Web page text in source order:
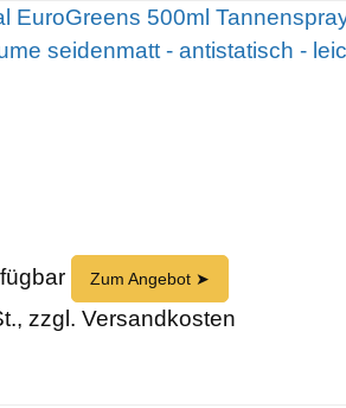
EuroGreens 500ml
seidenmatt - antistatisch -
Zum Angebot ➤
zzgl. Versandkosten